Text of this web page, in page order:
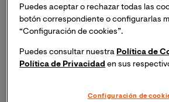
Te invitamos a una sesión de
con Manuel Vilasdonde
escritura creativa desde la
la narración universal. Durante dos
Puedes aceptar o rechazar todas las
botón correspondiente o configurarlas
“Configuración de cookies”.
Puedes consultar nuestra Política de
Política de Privacidad en sus
Configuración de